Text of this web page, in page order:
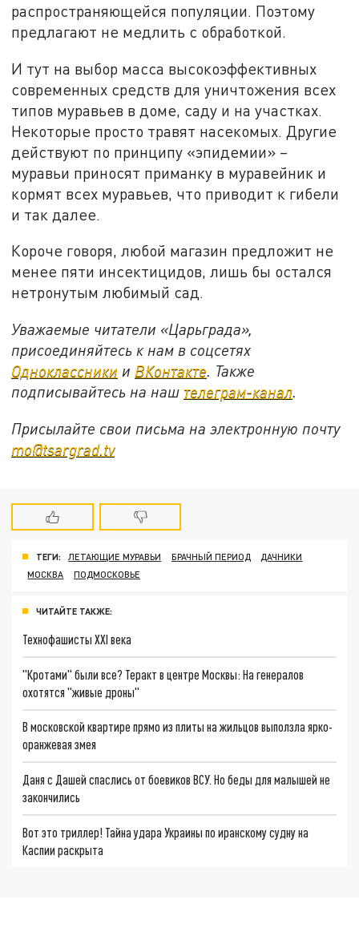
распространяющейся популяции. Поэтому
предлагают не медлить с обработкой.
И тут на выбор масса высокоэффективных
современных средств для уничтожения всех
типов муравьев в доме, саду и на участках.
Некоторые просто травят насекомых. Другие
действуют по принципу «эпидемии» –
муравьи приносят приманку в муравейник и
кормят всех муравьев, что приводит к гибели
и так далее.
Короче говоря, любой магазин предложит не
менее пяти инсектицидов, лишь бы остался
нетронутым любимый сад.
Уважаемые читатели «Царьграда»,
присоединяйтесь к нам в соцсетях
Одноклассники и ВКонтакте. Также
подписывайтесь на наш телеграм-канал.
Присылайте свои письма на электронную почту
mo@tsargrad.tv
ТЕГИ: ЛЕТАЮЩИЕ МУРАВЬИ БРАЧНЫЙ ПЕРИОД
ДАЧНИКИ
МОСКВА
ПОДМОСКОВЬЕ
ЧИТАЙТЕ ТАКЖЕ:
Технофашисты XXI века
"Кротами" были все? Теракт в центре Москвы: На генералов
охотятся "живые дроны"
В московской квартире прямо из плиты на жильцов выползла ярко-
оранжевая змея
Даня с Дашей спаслись от боевиков ВСУ. Но беды для малышей не
закончились
Вот это триллер! Тайна удара Украины по иранскому судну на
Каспии раскрыта